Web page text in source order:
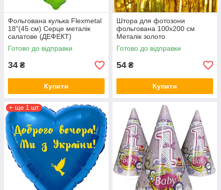
Фольгована кулька Flexmetal
18"(45 см) Серце металік
салатове (ДЕФЕКТ)
Готово до відправки
34 ₴
Купити
Штора для фотозони
фольгована 100х200 см
Металік золото
Готово до відправки
54 ₴
Купити
+ ще 1 шт